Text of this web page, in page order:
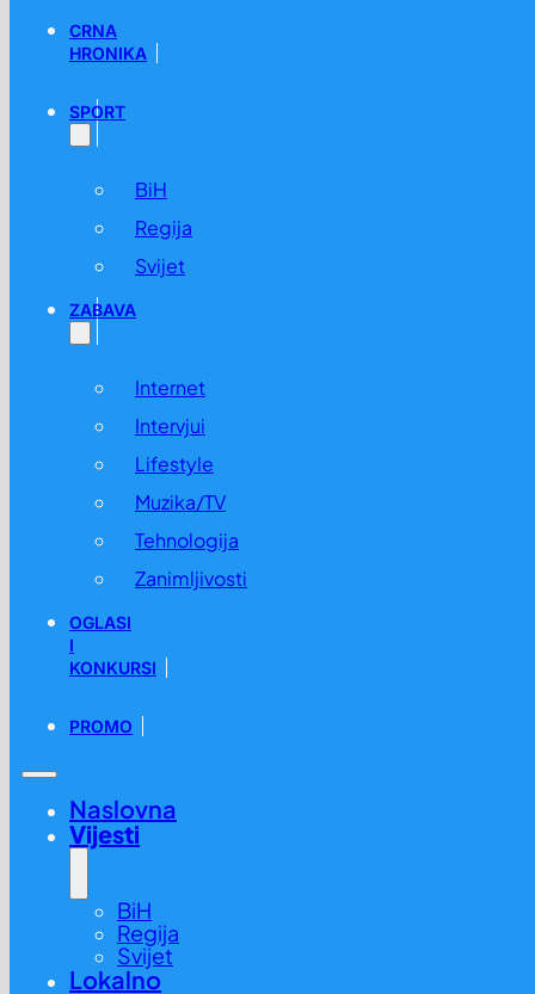
CRNA
HRONIKA
SPORT
BiH
Regija
Svijet
ZABAVA
Internet
Intervjui
Lifestyle
Muzika/TV
Tehnologija
Zanimljivosti
OGLASI
I
KONKURSI
PROMO
Naslovna
Vijesti
BiH
Regija
Svijet
Lokalno